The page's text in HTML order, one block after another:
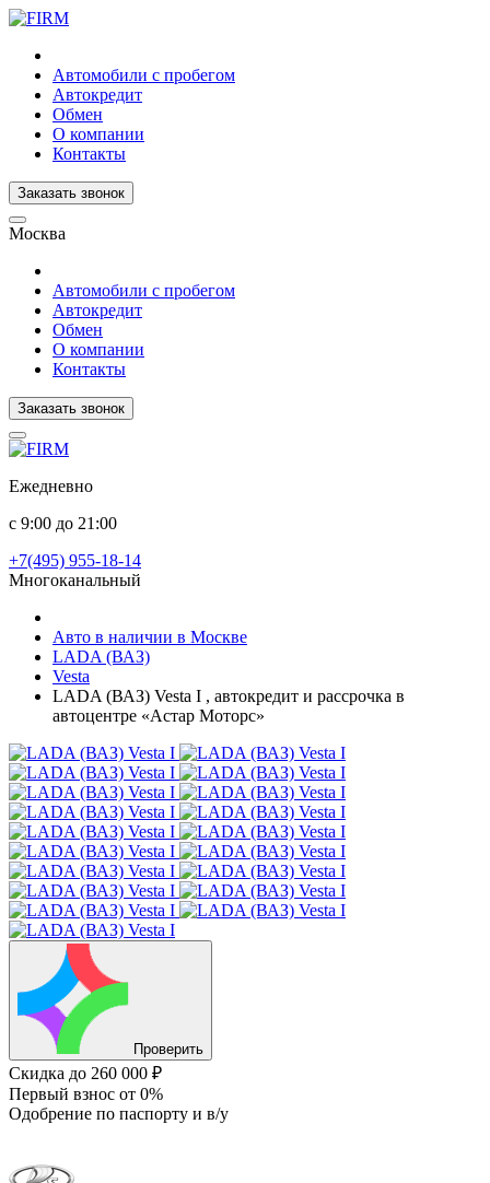
Автомобили с пробегом
Автокредит
Обмен
О компании
Контакты
Заказать звонок
Москва
Автомобили с пробегом
Автокредит
Обмен
О компании
Контакты
Заказать звонок
Ежедневно
с 9:00 до 21:00
+7(495) 955-18-14
Многоканальный
Авто в наличии в Москве
LADA (ВАЗ)
Vesta
LADA (ВАЗ) Vesta I , автокредит и рассрочка в
автоцентре «Астар Моторс»
Проверить
Скидка до 260 000 ₽
Первый взнос от 0%
Одобрение по паспорту и в/у